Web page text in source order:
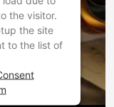
the visitor.
the site
to the list of